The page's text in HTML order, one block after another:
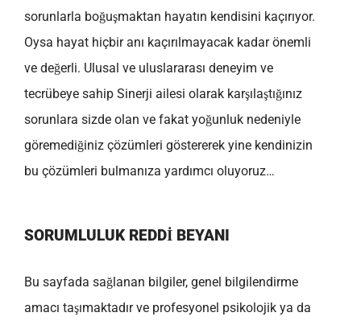
sorunlarla boğuşmaktan hayatın kendisini kaçırıyor.
Oysa hayat hiçbir anı kaçırılmayacak kadar önemli
ve değerli. Ulusal ve uluslararası deneyim ve
tecrübeye sahip Sinerji ailesi olarak karşılaştığınız
sorunlara sizde olan ve fakat yoğunluk nedeniyle
göremediğiniz çözümleri göstererek yine kendinizin
bu çözümleri bulmanıza yardımcı oluyoruz…
SORUMLULUK REDDI BEYANI
Bu sayfada sağlanan bilgiler, genel bilgilendirme
amacı taşımaktadır ve profesyonel psikolojik ya da